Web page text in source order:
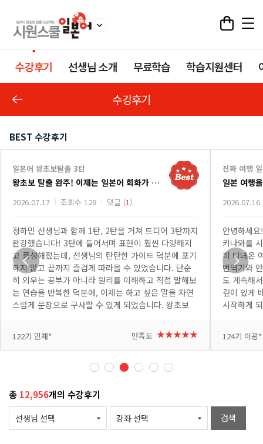
수강후기 선생님 소개 무료학습 학습지원센터
수강후기
BEST 수강후기
일본어 왕초보탈출 3탄
왕초보 탈출 완주! 이제는 일본어 회화가 두렵지 않아요.
2026.07.17 조회수 128 댓글 (1)
정하민 선생님과 함께 1탄, 2탄을 거쳐 드디어 3탄까지
완강했습니다! 3탄에 들어서며 표현이 훨씬 다양해지
고 풍성해졌는데, 선생님의 탄탄한 가이드 덕분에 포기
하지 않고 끝까지 즐겁게 따라올 수 있었습니다. 단순
히 외우는 공부가 아니라 원리를 이해하고 직접 말해보
는 연습을 반복한 덕분에, 이제는 하고 싶은 말을 자연
스럽게 문장으로 구사할 수 있게 되었습니다. 왕초보
심으로 감사드립니다. 망설이는 분들이 있다면 꼭 3탄
까지 완주해 보세요! 완강을 진심으로 축하드리며, 그
동안 다진 탄탄한 실력으로 앞으로의 일본어 공부도 즐
겁게 이어가시길 응원합니다!
122기 민재* 만족도 ★★★★★
진짜 여행
2026.07.16
안녕하세
키나와를
히 다녀온
번역기와
도 계속해
깊이 있게
시작하게
붙고 있습
이 나올 때
소통하는
은 강의 감
124기 이광*
총 12,956개의 수강후기
검색